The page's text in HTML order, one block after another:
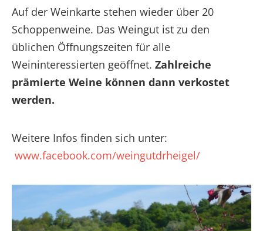
Auf der Weinkarte stehen wieder über 20
Schoppenweine. Das Weingut ist zu den
üblichen Öffnungszeiten für alle
Weininteressierten geöffnet. Zahlreiche
prämierte Weine können dann verkostet
werden.
Weitere Infos finden sich unter:
www.facebook.com/weingutdrheigel/